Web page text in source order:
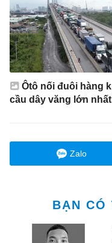
Ôtô nối đuôi hàng
cầu dây văng lớn
Zalo
BẠN CÓ